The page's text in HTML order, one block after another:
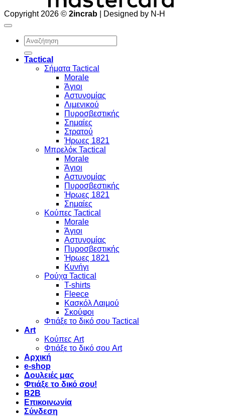
Copyright 2026 © 2incrab | Designed by N-H
Αναζήτηση
για:
Tactical
Σήματα Tactical
Morale
Άγιοι
Αστυνομίας
Λιμενικού
Πυροσβεστικής
Σημαίες
Στρατού
Ήρωες 1821
Μπρελόκ Tactical
Morale
Άγιοι
Αστυνομίας
Πυροσβεστικής
Ήρωες 1821
Σημαίες
Κούπες Tactical
Morale
Άγιοι
Αστυνομίας
Πυροσβεστικής
Ήρωες 1821
Κυνήγι
Ρούχα Tactical
T-shirts
Fleece
Κασκόλ Λαιμού
Σκούφοι
Φτιάξε το δικό σου Tactical
Art
Κούπες Art
Φτιάξε το δικό σου Art
Αρχική
e-shop
Δουλειές μας
Φτιάξε το δικό σου!
B2B
Επικοινωνία
Σύνδεση